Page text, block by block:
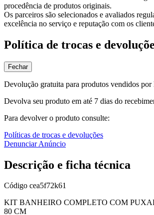
procedência de produtos originais.
Os parceiros são selecionados e avaliados
excelência no serviço e reputação com os
Política de trocas e
Fechar
Devolução gratuita para produtos vendidos por
Devolva seu produto em até 7 dias do
Para devolver o produto consulte:
Políticas de trocas e devoluções
Denunciar Anúncio
Descrição e ficha técnica
Código cea5f72k61
KIT BANHEIRO COMPLETO COM
80 CM